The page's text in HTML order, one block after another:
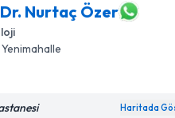
Nurtaç Özer
Yenimahalle
Haritada